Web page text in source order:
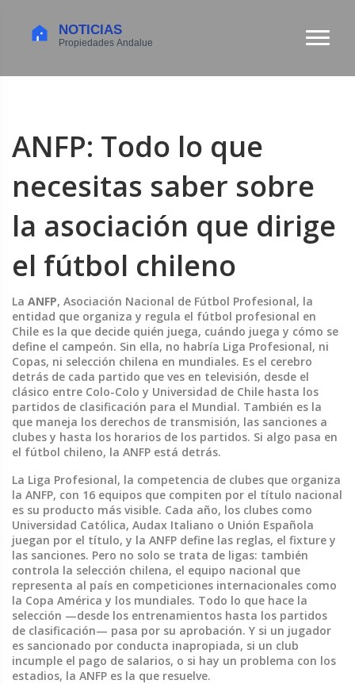
ANFP: Todo lo que
necesitas saber sobre
la asociación que dirige
el fútbol chileno
La ANFP, Asociación Nacional de Fútbol Profesional, la
entidad que organiza y regula el fútbol profesional en
Chile es la que decide quién juega, cuándo juega y cómo se
define el campeón. Sin ella, no habría Liga Profesional, ni
Copas, ni selección chilena en mundiales. Es el cerebro
detrás de cada partido que ves en televisión, desde el
clásico entre Colo-Colo y Universidad de Chile hasta los
partidos de clasificación para el Mundial. También es la
que maneja los derechos de transmisión, las sanciones a
clubes y hasta los horarios de los partidos. Si algo pasa en
el fútbol chileno, la ANFP está detrás.
La Liga Profesional, la competencia de clubes que organiza
la ANFP, con 16 equipos que compiten por el título nacional
es su producto más visible. Cada año, los clubes como
Universidad Católica, Audax Italiano o Unión Española
juegan por el título, y la ANFP define las reglas, el fixture y
las sanciones. Pero no solo se trata de ligas: también
controla la selección chilena, el equipo nacional que
representa al país en competiciones internacionales como
la Copa América y los mundiales. Todo lo que hace la
selección —desde los entrenamientos hasta los partidos
de clasificación— pasa por su aprobación. Y si un jugador
es sancionado por conducta inapropiada, si un club
incumple el pago de salarios, o si hay un problema con los
estadios, la ANFP es la que resuelve.